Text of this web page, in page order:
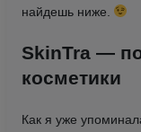
найдешь ниже.
SkinTra —
косметики
Как я уже